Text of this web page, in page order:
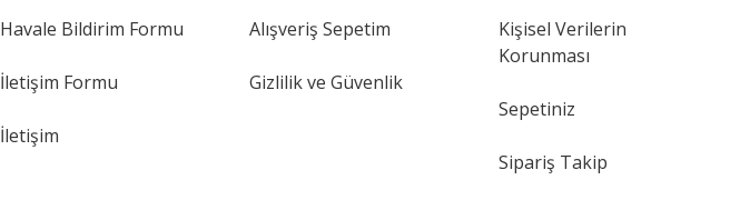
Havale Bildirim Formu
İletişim Formu
İletişim
Alışveriş Sepetim
Gizlilik ve Güvenlik
Kişisel Verilerin
Korunması
Sepetiniz
Sipariş Takip